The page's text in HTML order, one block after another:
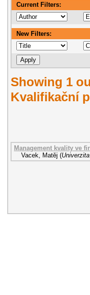
Current Filters:
New Filters:
Showing 1
Kvalifikační
Management kvality ve
Vacek, Matěj (